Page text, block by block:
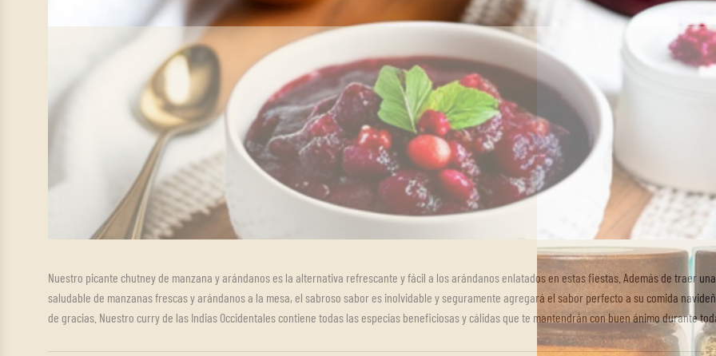
Nuestro picante chutney de manzana y arándanos es la alternativa refrescante y fácil a los arándanos enlatados en estas fiestas. Además de traer
saludable de manzanas frescas y arándanos a la mesa, el sabroso sabor es inolvidable y seguramente agregará el sabor perfecto a su comida
de gracias. Nuestro curry de las Indias Occidentales contiene todas las especias beneficiosas y cálidas que te mantendrán con buen ánimo durante